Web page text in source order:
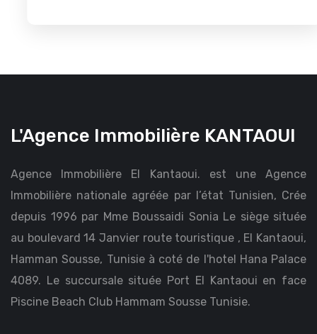
L'Agence Immobilière KANTAOUI
Agence Immobilière El Kantaoui. est une Agence
Immobilière nationale agréée par l’état Tunisien, Crée
depuis 1996 par Mme Boussaidi Sonia Le siège située
au boulevard 14 Janvier route touristique , El Kantaoui,
Hamman Sousse, Tunisie à coté de l'hotel Hana Palace
4089. Le succursale située Port El Kantaoui en face
Piscine Beach Club Hammam Sousse Tunisie.